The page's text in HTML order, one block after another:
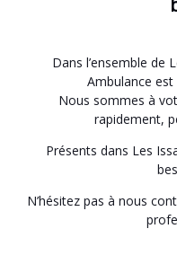
Dans l’ensemble de
Ambulance
Nous sommes à
rapidement,
Présents dans Les
N’hésitez pas à nous